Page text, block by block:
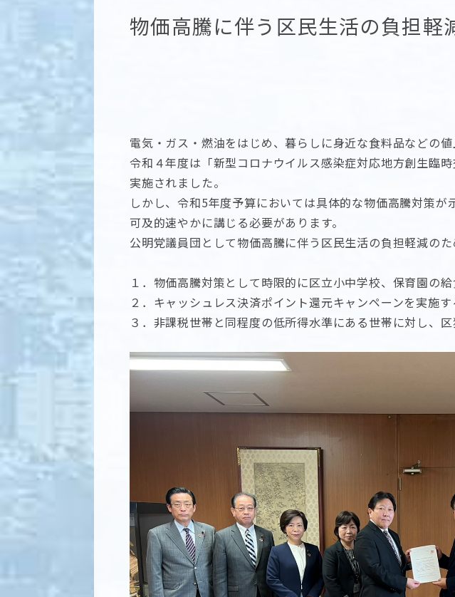
物価高騰に伴う区民生活の負担軽
電気・ガス・燃油をはじめ、暮らしに身近な食料品などの
令和４年度は「新型コロナウイルス感染症対応地方創生臨
実施されました。
しかし、令和5年度予算においては具体的な物価高騰対策
可及的速やかに講じる必要があります。
公明党議員団として物価高騰に伴う区民生活の負担軽減の
１．物価高騰対策として時限的に区立小中学校、保育園の
２．キャッシュレス決済ポイント還元キャンペーンを実施す
３．非課税世帯と同程度の低所得水準にある世帯に対し、